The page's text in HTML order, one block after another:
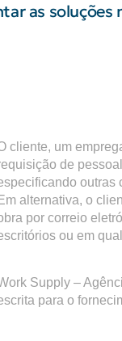
as
cliente, um
de
outras
Em alternativa, o
por correio
ou em
Supply –
para o